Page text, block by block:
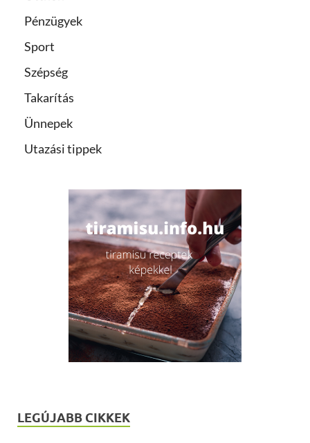
Pénzügyek
Sport
Szépség
Takarítás
Ünnepek
Utazási tippek
LEGÚJABB CIKKEK